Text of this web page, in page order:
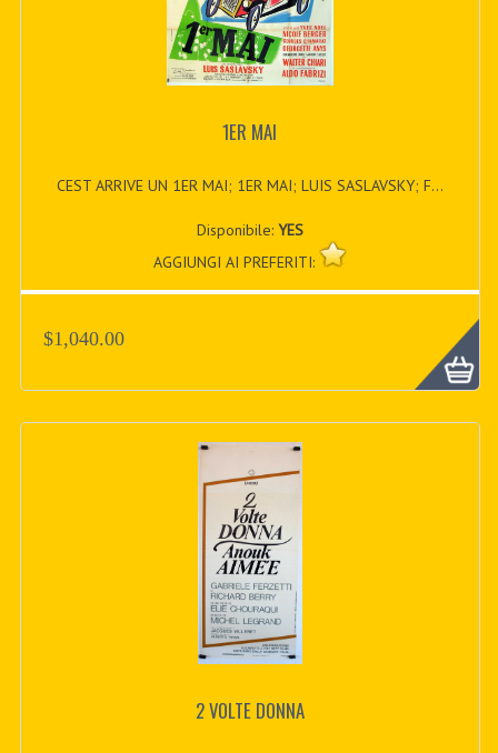
1ER MAI
CEST ARRIVE UN 1ER MAI; 1ER MAI; LUIS SASLAVSKY; F...
Disponibile: YES
AGGIUNGI AI PREFERITI:
$1,040.00
2 VOLTE DONNA